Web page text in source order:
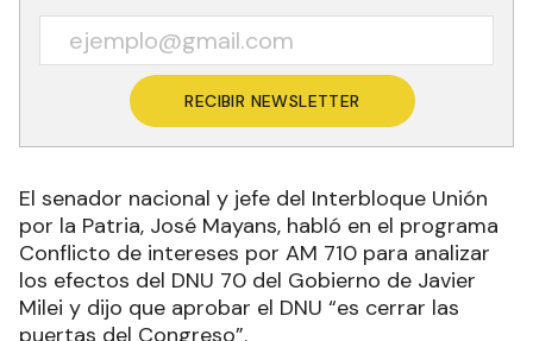
RECIBIR NEWSLETTER
El senador nacional y jefe del Interbloque Unión
por la Patria, José Mayans, habló en el programa
Conflicto de intereses por AM 710 para analizar
los efectos del DNU 70 del Gobierno de Javier
Milei y dijo que aprobar el DNU “es cerrar las